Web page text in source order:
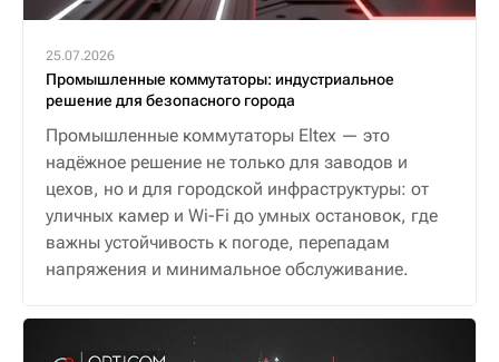
25.07.2026
Промышленные коммутаторы: индустриальное
решение для безопасного города
Промышленные коммутаторы Eltex — это
надёжное решение не только для заводов и
цехов, но и для городской инфраструктуры: от
уличных камер и Wi-Fi до умных остановок, где
важны устойчивость к погоде, перепадам
напряжения и минимальное обслуживание.